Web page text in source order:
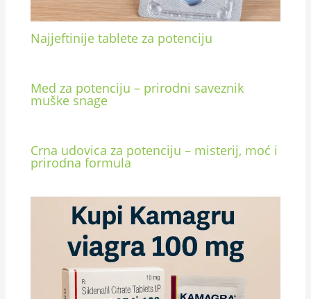
Najjeftinije tablete za potenciju
Med za potenciju – prirodni saveznik
muške snage
Crna udovica za potenciju – misterij, moć i
prirodna formula